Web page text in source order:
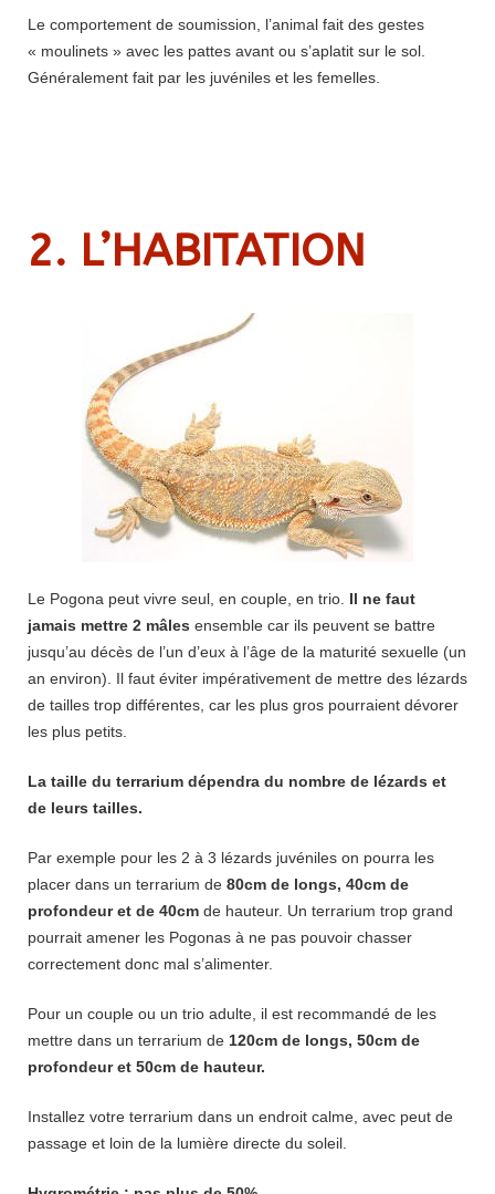
Le comportement de soumission, l’animal fait des gestes
« moulinets » avec les pattes avant ou s’aplatit sur le sol.
Généralement fait par les juvéniles et les femelles.
2. L’HABITATION
Le Pogona peut vivre seul, en couple, en trio. Il ne faut
jamais mettre 2 mâles ensemble car ils peuvent se battre
jusqu’au décès de l’un d’eux à l’âge de la maturité sexuelle (un
an environ). Il faut éviter impérativement de mettre des lézards
de tailles trop différentes, car les plus gros pourraient dévorer
les plus petits.
La taille du terrarium dépendra du nombre de lézards et
de leurs tailles.
Par exemple pour les 2 à 3 lézards juvéniles on pourra les
placer dans un terrarium de 80cm de longs, 40cm de
profondeur et de 40cm de hauteur. Un terrarium trop grand
pourrait amener les Pogonas à ne pas pouvoir chasser
correctement donc mal s’alimenter.
Pour un couple ou un trio adulte, il est recommandé de les
mettre dans un terrarium de 120cm de longs, 50cm de
profondeur et 50cm de hauteur.
Installez votre terrarium dans un endroit calme, avec peut de
passage et loin de la lumière directe du soleil.